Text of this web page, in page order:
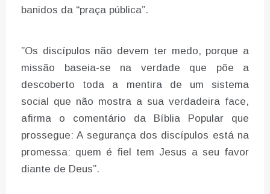
banidos da “praça pública”.
”Os discípulos não devem ter medo, porque a
missão baseia-se na verdade que põe a
descoberto toda a mentira de um sistema
social que não mostra a sua verdadeira face,
afirma o comentário da Bíblia Popular que
prossegue: A segurança dos discípulos está na
promessa: quem é fiel tem Jesus a seu favor
diante de Deus”.